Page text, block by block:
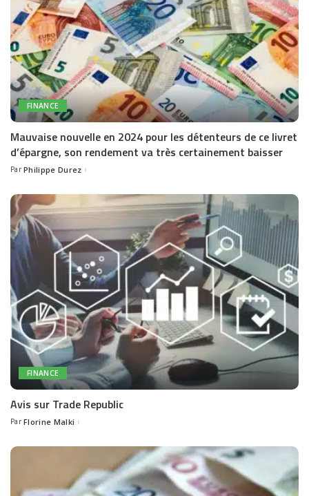
FINANCE
Mauvaise nouvelle en 2024 pour les détenteurs de ce livret
d’épargne, son rendement va très certainement baisser
Posted
Par Philippe Durez
FINANCE
Avis sur Trade Republic
Posted
Par Florine Malki